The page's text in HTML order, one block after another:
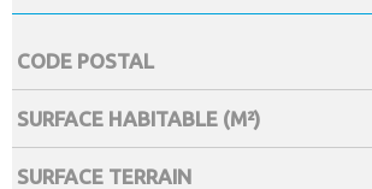
Caractérisque Valeurs
CODE POSTAL
SURFACE HABITABLE (M²)
SURFACE TERRAIN